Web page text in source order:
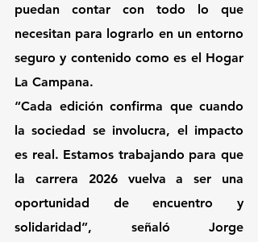
puedan contar con todo lo que
necesitan para lograrlo en un entorno
seguro y contenido como es el Hogar
La Campana.
“Cada edición confirma que cuando
la sociedad se involucra, el impacto
es real. Estamos trabajando para que
la carrera 2026 vuelva a ser una
oportunidad de encuentro y
solidaridad”, señaló Jorge